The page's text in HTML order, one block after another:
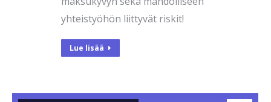
yhteistyöhön liittyvät riskit!
Lue lisää